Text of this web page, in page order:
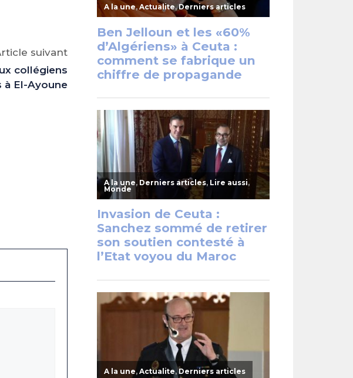
suivant
collégiens
à El-Ayoune